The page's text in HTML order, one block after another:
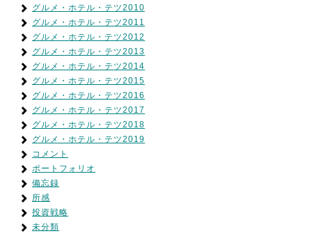
グルメ・ホテル・テツ2010
グルメ・ホテル・テツ2011
グルメ・ホテル・テツ2012
グルメ・ホテル・テツ2013
グルメ・ホテル・テツ2014
グルメ・ホテル・テツ2015
グルメ・ホテル・テツ2016
グルメ・ホテル・テツ2017
グルメ・ホテル・テツ2018
グルメ・ホテル・テツ2019
コメント
ポートフォリオ
備忘録
所感
投資戦略
未分類